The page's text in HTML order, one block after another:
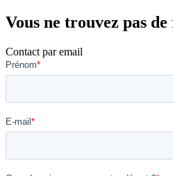
Vous ne trouvez pas de
Contact par email